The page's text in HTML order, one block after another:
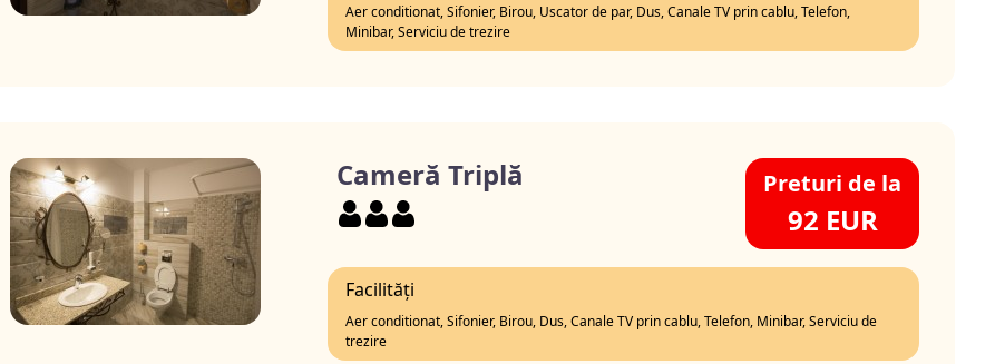
Aer conditionat, Sifonier, Birou, Uscator de par, Dus, Canale TV prin cablu, Telefon,
Minibar, Serviciu de trezire
Cameră Triplă Preturi de la
92 EUR
Facilități
Aer conditionat, Sifonier, Birou, Dus, Canale TV prin cablu, Telefon, Minibar, Serviciu de
trezire